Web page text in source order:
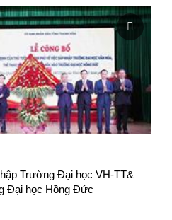
Trường Đại học VH-TT&
Đại học Hồng Đức